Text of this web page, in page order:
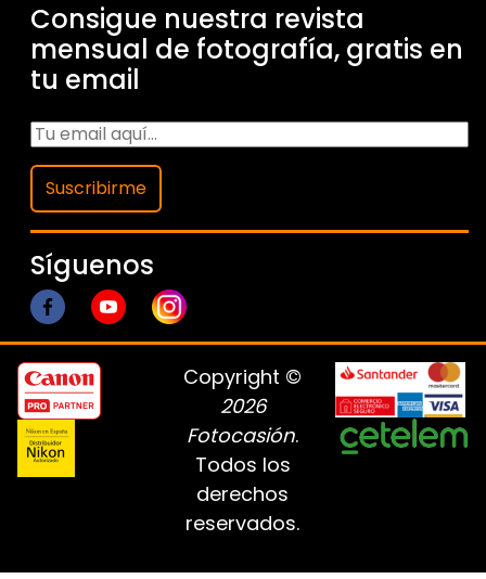
Consigue nuestra revista
mensual de fotografía, gratis en
tu email
Suscribirme
Síguenos
Copyright ©
2026
Fotocasión.
Todos los
derechos
reservados.